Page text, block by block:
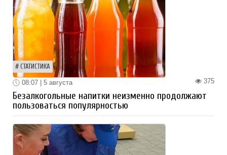
СТАТИСТИКА
375
08:07 | 5 августа
Безалкогольные напитки неизменно продолжают
пользоваться популярностью